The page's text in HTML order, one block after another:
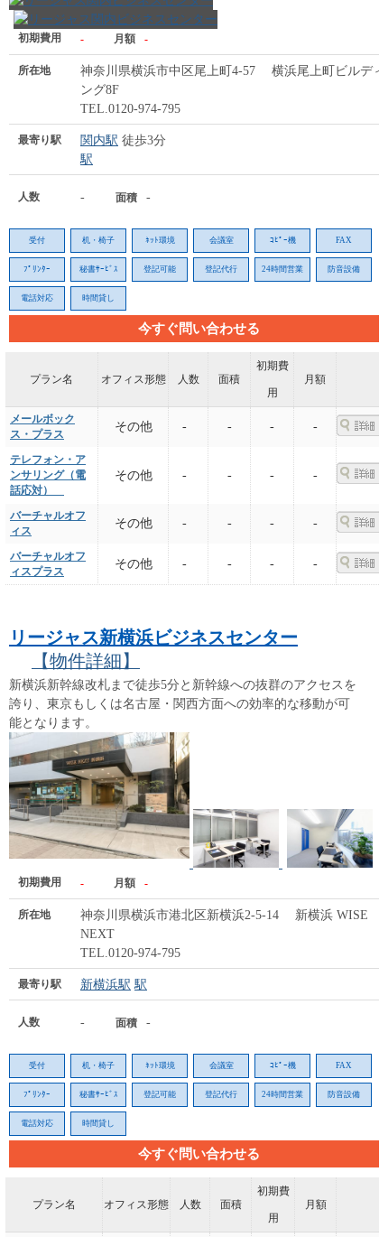
初期費用 - 月額 -
所在地
神奈川県横浜市中区尾上町4-57 横浜尾上町ビルディ
ング8F
TEL.0120-974-795
最寄り駅 関内駅 徒歩3分
駅
人数 - 面積 -
受付 机・椅子 ﾈｯﾄ環境 会議室 ｺﾋﾟｰ機 FAX
ﾌﾟﾘﾝﾀｰ 秘書ｻｰﾋﾞｽ 登記可能 登記代行 24時間営業 防音設備
電話対応 時間貸し
今すぐ問い合わせる
プラン名 オフィス形態 人数 面積
初期費
用
月額
メールボック
ス・プラス
その他 - - - -
テレフォン・ア
ンサリング（電
話応対）
その他 - - - -
バーチャルオフ
ィス
その他 - - - -
バーチャルオフ
ィスプラス
その他 - - - -
リージャス新横浜ビジネスセンター
【物件詳細】
新横浜新幹線改札まで徒歩5分と新幹線への抜群のアクセスを
誇り、東京もしくは名古屋・関西方面への効率的な移動が可
能となります。
初期費用 - 月額 -
所在地
神奈川県横浜市港北区新横浜2-5-14 新横浜 WISE
NEXT
TEL.0120-974-795
最寄り駅 新横浜駅 駅
人数 - 面積 -
受付 机・椅子 ﾈｯﾄ環境 会議室 ｺﾋﾟｰ機 FAX
ﾌﾟﾘﾝﾀｰ 秘書ｻｰﾋﾞｽ 登記可能 登記代行 24時間営業 防音設備
電話対応 時間貸し
今すぐ問い合わせる
プラン名 オフィス形態 人数 面積
初期費
用
月額